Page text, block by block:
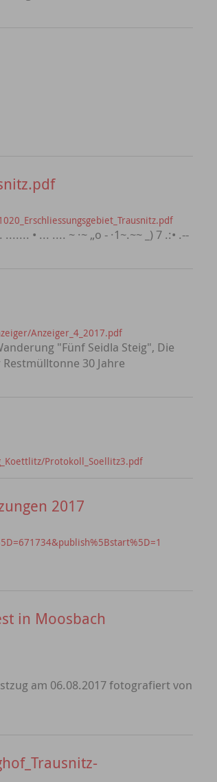
• ... .... ~ ·~ „o - ·1~.~~ _) 7 .:• .--
Anzeiger_4_2017.pdf
"Fünf Seidla Steig", Die
30 Jahre
Protokoll_Soellitz3.pdf
2017
in Moosbach
am 06.08.2017 fotografiert von